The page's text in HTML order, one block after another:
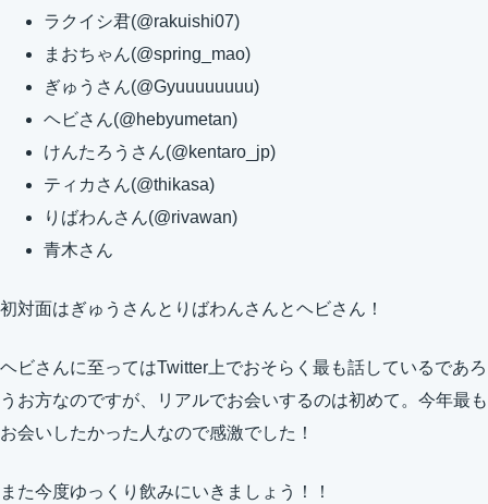
ラクイシ君(@rakuishi07)
まおちゃん(@spring_mao)
ぎゅうさん(@Gyuuuuuuuu)
ヘビさん(@hebyumetan)
けんたろうさん(@kentaro_jp)
ティカさん(@thikasa)
りばわんさん(@rivawan)
青木さん
初対面はぎゅうさんとりばわんさんとヘビさん！
ヘビさんに至ってはTwitter上でおそらく最も話しているであろ
うお方なのですが、リアルでお会いするのは初めて。今年最も
お会いしたかった人なので感激でした！
また今度ゆっくり飲みにいきましょう！！